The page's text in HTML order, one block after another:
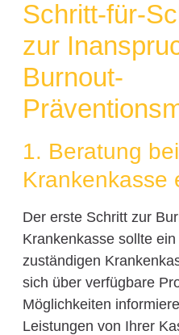
Schritt-für-
zur
Burnout-
1. Beratung
Krankenkasse
Der erste Schritt zur
Krankenkasse sollte
zuständigen
sich über verfügbare
Möglichkeiten
Leistungen von Ihrer